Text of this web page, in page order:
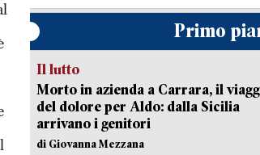
Primo
Il lutto
Morto in azienda a Carrara, il
del dolore per Aldo: dalla Sicilia
arrivano i genitori
di Giovanna Mezzana